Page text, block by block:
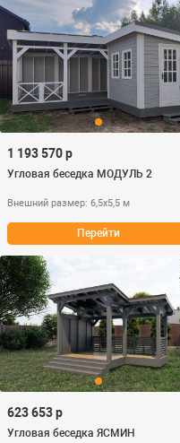
1 193 570 р
Угловая беседка МОДУЛЬ 2
Внешний размер: 6,5х5,5 м
Перейти
623 653 р
Угловая беседка ЯСМИН